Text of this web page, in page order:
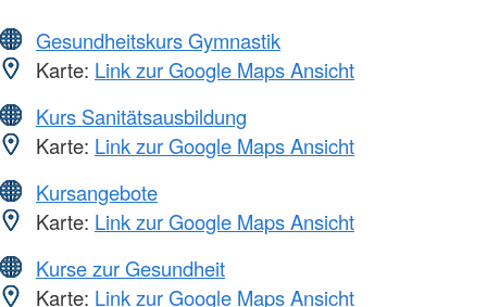
Gesundheitskurs Gymnastik
Karte: Link zur Google Maps Ansicht
Kurs Sanitätsausbildung
Karte: Link zur Google Maps Ansicht
Kursangebote
Karte: Link zur Google Maps Ansicht
Kurse zur Gesundheit
Karte: Link zur Google Maps Ansicht